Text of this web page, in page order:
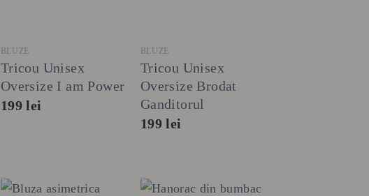
BLUZE
Tricou Unisex
Oversize I am Power
199lei
BLUZE
Tricou Unisex
Oversize Brodat
Ganditorul
199lei